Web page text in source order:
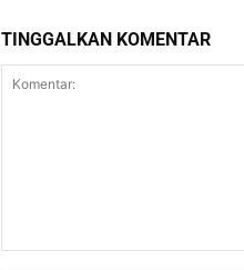
TINGGALKAN KOMENTAR